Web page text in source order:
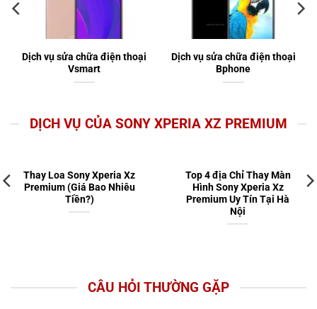
Dịch vụ sửa chữa điện thoại
Vsmart
Dịch vụ sửa chữa điện thoại
Bphone
DỊCH VỤ CỦA SONY XPERIA XZ PREMIUM
Thay Loa Sony Xperia Xz
Premium (Giá Bao Nhiêu
Tiền?)
Top 4 địa Chỉ Thay Màn
Hình Sony Xperia Xz
Premium Uy Tín Tại Hà
Nội
CÂU HỎI THƯỜNG GẶP